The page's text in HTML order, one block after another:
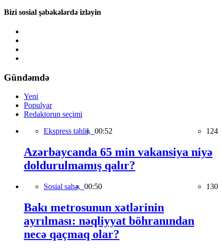
Bizi sosial şəbəkələrdə izləyin
Gündəmdə
Yeni
Populyar
Redaktorun seçimi
Ekspress təhlil, 00:52 124
Azərbaycanda 65 min vakansiya niyə
doldurulmamış qalır?
Sosial sahə, 00:50 130
Bakı metrosunun xətlərinin
ayrılması: nəqliyyat böhranından
necə qaçmaq olar?